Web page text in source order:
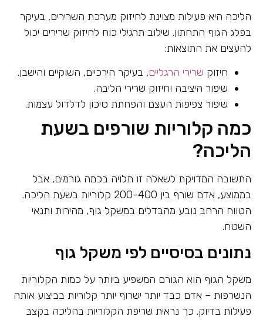
הליכה היא פעילות מצוינת לחיזוק מערכת השרירים, בעיקר
בפלג הגוף התחתון. שילוב תרגילי כוח לחיזוק שרירים יכול
להעצים את התוצאות:
חיזוק שרירי הרגליים, בעיקר הירכיים, השוקיים והישבן.
שיפור היציבה וחיזוק שרירי הליבה.
שיפור צפיפות העצם והפחתת סיכון לדלדול עצמות.
כמה קלוריות שורפים בשעת
הליכה?
התשובה המדויקת לשאלה זו תלויה בכמה גורמים, אבל
בממוצע, אדם שורף בין 200-400 קלוריות בשעת הליכה.
הטווח הרחב נובע מהבדלים במשקל גוף, מהירות ותנאי
השטח.
נתונים בסיסיים לפי משקל גוף
משקל הגוף הוא הגורם המשפיע ביותר על כמות הקלוריות
הנשרפות – אדם כבד יותר ישרוף יותר קלוריות בביצוע אותה
פעילות בדיוק. כך נראית שריפת הקלוריות בהליכה בקצב